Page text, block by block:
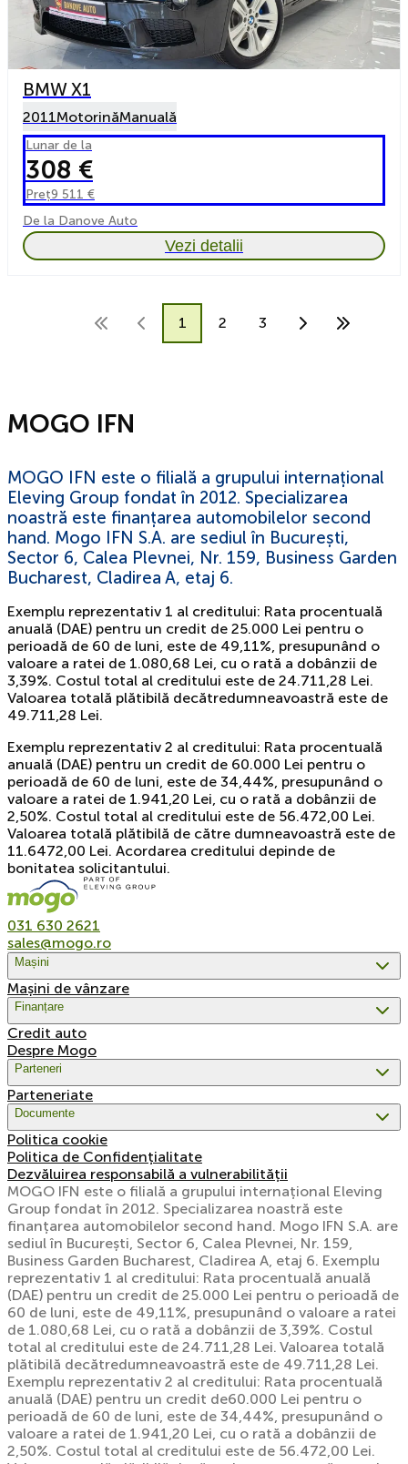
BMW X1
2011MotorinăManuală
Lunar de la
308 €
Preț9 511 €
De la Danove Auto
Vezi detalii
1 2 3
MOGO IFN
MOGO IFN este o filială a grupului internațional
Eleving Group fondat în 2012. Specializarea
noastră este finanțarea automobilelor second
hand. Mogo IFN S.A. are sediul în București,
Sector 6, Calea Plevnei, Nr. 159, Business Garden
Bucharest, Cladirea A, etaj 6.
Exemplu reprezentativ 1 al creditului: Rata procentuală
anuală (DAE) pentru un credit de 25.000 Lei pentru o
perioadă de 60 de luni, este de 49,11%, presupunând o
valoare a ratei de 1.080,68 Lei, cu o rată a dobânzii de
3,39%. Costul total al creditului este de 24.711,28 Lei.
Valoarea totală plătibilă decătredumneavoastră este de
49.711,28 Lei.
Exemplu reprezentativ 2 al creditului: Rata procentuală
anuală (DAE) pentru un credit de 60.000 Lei pentru o
perioadă de 60 de luni, este de 34,44%, presupunând o
valoare a ratei de 1.941,20 Lei, cu o rată a dobânzii de
2,50%. Costul total al creditului este de 56.472,00 Lei.
Valoarea totală plătibilă de către dumneavoastră este de
11.6472,00 Lei. Acordarea creditului depinde de
bonitatea solicitantului.
031 630 2621
sales@mogo.ro
Mașini
Mașini de vânzare
Finanțare
Credit auto
Despre Mogo
Parteneri
Parteneriate
Documente
Politica cookie
Politica de Confidențialitate
Dezvăluirea responsabilă a vulnerabilității
MOGO IFN este o filială a grupului internațional Eleving
Group fondat în 2012. Specializarea noastră este
finanțarea automobilelor second hand. Mogo IFN S.A. are
sediul în București, Sector 6, Calea Plevnei, Nr. 159,
Business Garden Bucharest, Cladirea A, etaj 6. Exemplu
reprezentativ 1 al creditului: Rata procentuală anuală
(DAE) pentru un credit de 25.000 Lei pentru o perioadă de
60 de luni, este de 49,11%, presupunând o valoare a ratei
de 1.080,68 Lei, cu o rată a dobânzii de 3,39%. Costul
total al creditului este de 24.711,28 Lei. Valoarea totală
plătibilă decătredumneavoastră este de 49.711,28 Lei.
Exemplu reprezentativ 2 al creditului: Rata procentuală
anuală (DAE) pentru un credit de60.000 Lei pentru o
perioadă de 60 de luni, este de 34,44%, presupunând o
valoare a ratei de 1.941,20 Lei, cu o rată a dobânzii de
2,50%. Costul total al creditului este de 56.472,00 Lei.